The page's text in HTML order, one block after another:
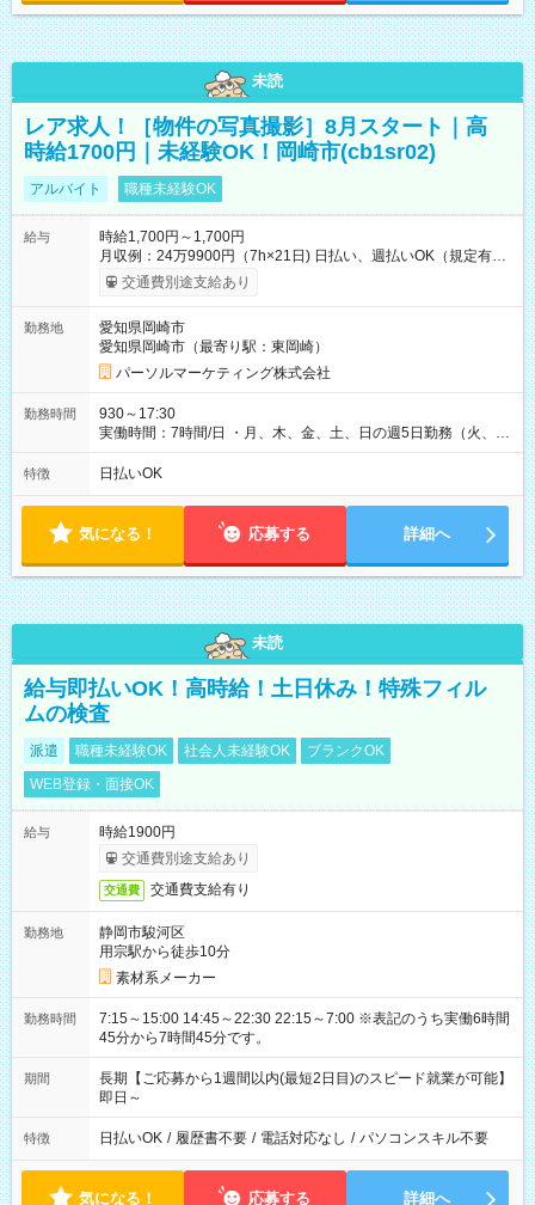
未読
レア求人！［物件の写真撮影］8月スタート｜高
時給1700円｜未経験OK！岡崎市(cb1sr02)
アルバイト 職種未経験OK
給与
時給1,700円～1,700円
月収例：24万9900円（7h×21日) 日払い、週払いOK（規定有
り） 【試用期間】試用期間なし
交通費別途支給あり
勤務地
愛知県岡崎市
愛知県岡崎市（最寄り駅：東岡崎）
パーソルマーケティング株式会社
勤務時間
930～17:30
実働時間：7時間/日 ・月、木、金、土、日の週5日勤務（火、水
は固定休です／夏季、年末年始等、長期休暇有り！） ・ワンシ
フト！ 残業ほぼナシ（0～5h/月）
特徴 日払いOK
気になる！ 応募する 詳細へ
未読
給与即払いOK！高時給！土日休み！特殊フィル
ムの検査
派遣 職種未経験OK 社会人未経験OK
ブランクOK
WEB登録・面接OK
給与
時給1900円
交通費別途支給あり
交通費 交通費支給有り
勤務地
静岡市駿河区
用宗駅から徒歩10分
素材系メーカー
勤務時間
7:15～15:00 14:45～22:30 22:15～7:00 ※表記のうち実働6時間
45分から7時間45分です。
期間
長期【ご応募から1週間以内(最短2日目)のスピード就業が可能】
即日～
特徴 日払いOK / 履歴書不要 / 電話対応なし / パソコンスキル不要
気になる！ 応募する 詳細へ